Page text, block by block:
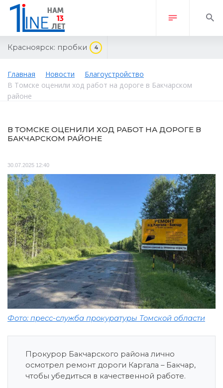
Красноярск: пробки 4
Главная Новости
Благоустройство
В Томске оценили ход работ на дороге в Бакчарском
районе
В ТОМСКЕ ОЦЕНИЛИ ХОД РАБОТ НА ДОРОГЕ В
БАКЧАРСКОМ РАЙОНЕ
30.07.2025 12:40
Фото: пресс-служба прокуратуры Томской области
Прокурор Бакчарского района лично
осмотрел ремонт дороги Каргала – Бакчар,
чтобы убедиться в качественной работе.